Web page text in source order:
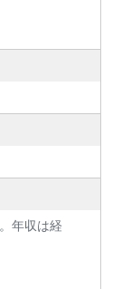
年収は経